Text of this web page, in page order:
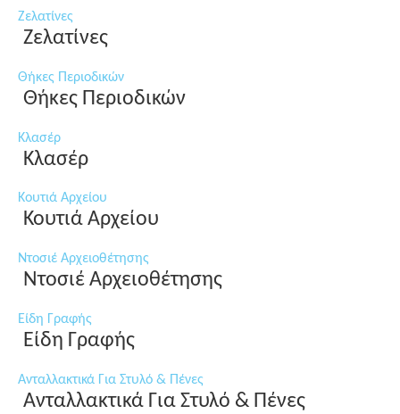
Ζελατίνες
Ζελατίνες
Θήκες Περιοδικών
Θήκες Περιοδικών
Κλασέρ
Κλασέρ
Κουτιά Αρχείου
Κουτιά Αρχείου
Ντοσιέ Αρχειοθέτησης
Ντοσιέ Αρχειοθέτησης
Είδη Γραφής
Είδη Γραφής
Ανταλλακτικά Για Στυλό & Πένες
Ανταλλακτικά Για Στυλό & Πένες